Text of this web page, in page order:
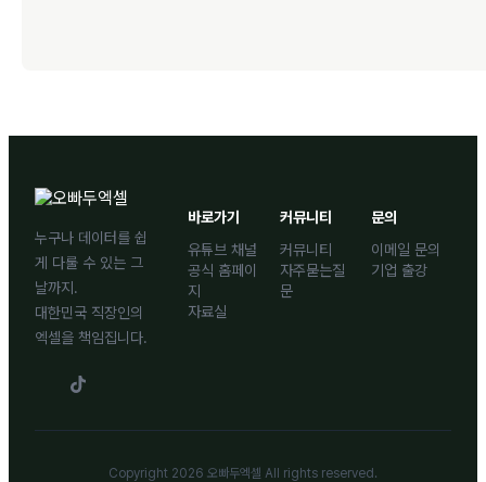
누구나 데이터를 쉽
게 다룰 수 있는 그
날까지.
대한민국 직장인의
엑셀을 책임집니다.
바로가기
유튜브 채널
공식 홈페이
지
자료실
커뮤니티
커뮤니티
자주묻는질
문
문의
이메일 문의
기업 출강
Copyright 2026 오빠두엑셀 All rights reserved.